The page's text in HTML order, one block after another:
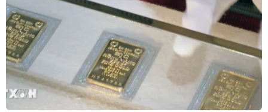
TIN LIÊN QUAN